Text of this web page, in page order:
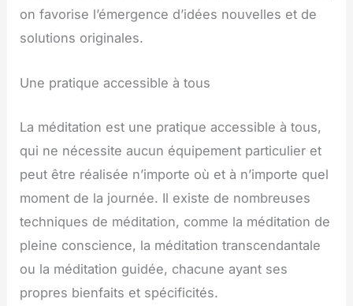
on favorise l’émergence d’idées nouvelles et de
solutions originales.
Une pratique accessible à tous
La méditation est une pratique accessible à tous,
qui ne nécessite aucun équipement particulier et
peut être réalisée n’importe où et à n’importe quel
moment de la journée. Il existe de nombreuses
techniques de méditation, comme la méditation de
pleine conscience, la méditation transcendantale
ou la méditation guidée, chacune ayant ses
propres bienfaits et spécificités.